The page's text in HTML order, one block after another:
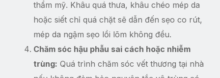
thẩm mỹ. Khâu quá thưa, khâu chéo mép da
hoặc siết chỉ quá chặt sẽ dẫn đến sẹo co rút,
mép da ngậm sẹo lồi lõm không đều.
Chăm sóc hậu phẫu sai cách hoặc nhiễm
trùng: Quá trình chăm sóc vết thương tại nhà